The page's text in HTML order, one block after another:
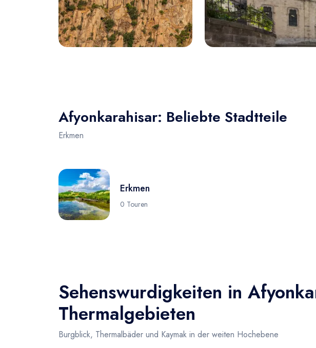
Afyonkarahisar: Beliebte Stadtteile
Erkmen
Erkmen
0 Touren
Sehenswurdigkeiten in
Thermalgebieten
Burgblick, Thermalbäder und Kaymak in der weiten Hochebene